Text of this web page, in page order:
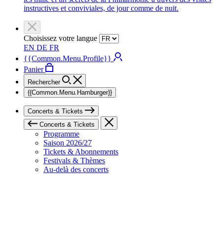
instructives et conviviales, de jour comme de nuit.
Choisissez votre langue
EN DE FR
{{Common.Menu.Profile}}
Panier
Rechercher
{{Common.Menu.Hamburger}}
Concerts & Tickets
Concerts & Tickets
Programme
Saison 2026/27
Tickets & Abonnements
Festivals & Thèmes
Au-delà des concerts